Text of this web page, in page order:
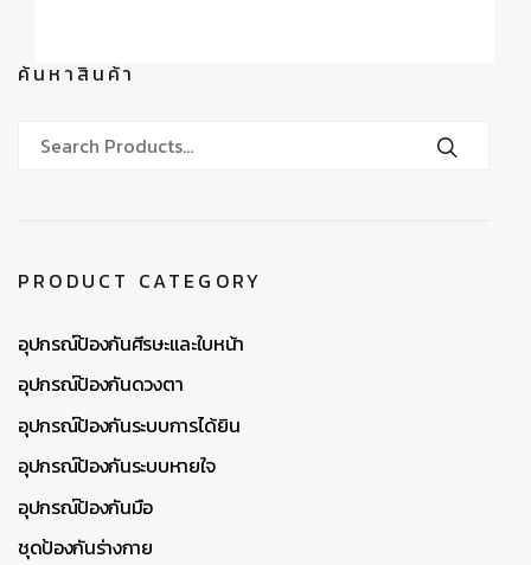
ค้นหาสินค้า
PRODUCT CATEGORY
อุปกรณ์ป้องกันศีรษะและใบหน้า
อุปกรณ์ป้องกันดวงตา
อุปกรณ์ป้องกันระบบการได้ยิน
อุปกรณ์ป้องกันระบบหายใจ
อุปกรณ์ป้องกันมือ
ชุดป้องกันร่างกาย